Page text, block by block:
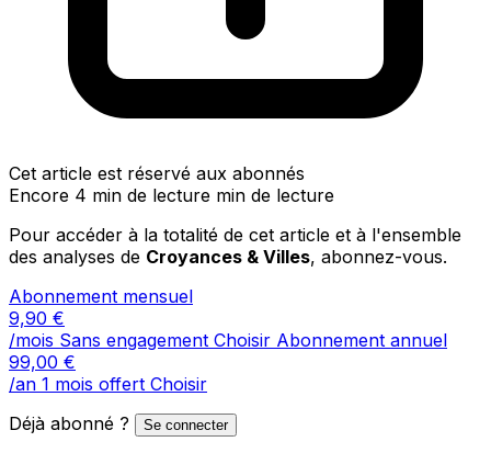
Cet article est réservé aux abonnés
Encore 4 min de lecture min de lecture
Pour accéder à la totalité de cet article et à l'ensemble
des analyses de Croyances & Villes, abonnez-vous.
Abonnement mensuel
9,90 €
/mois Sans engagement Choisir Abonnement annuel
99,00 €
/an 1 mois offert Choisir
Déjà abonné ?
Se connecter